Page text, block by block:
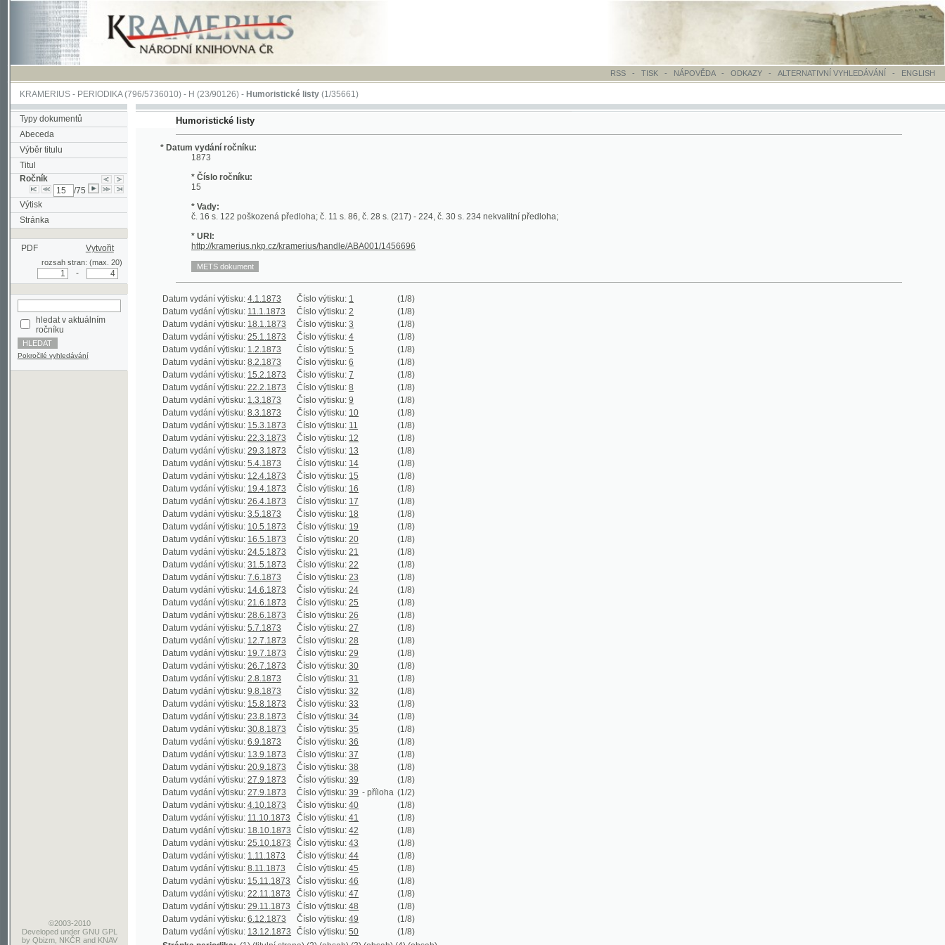
RSS - TISK-NÁPOVĚDA - ODKAZY - ALTERNATIVNÍ VYHLEDÁVÁNÍ- ENGLISH
KRAMERIUS-PERIODIKA(796/5736010) -H(23/90126) -Humoristické listy(1/35661)
Typy dokumentů
Abeceda
Výběr titulu
Titul
Ročník
/75
Výtisk
Stránka
PDF
rozsah stran: (max. 20)
ročníku
Pokročilé vyhledávání
Humoristické listy
* Datum vydání ročníku:
1873
* Číslo ročníku:
* Vady:
* URI:
http://kramerius.nkp.cz/kramerius/handle/ABA001/1456696
Datum vydání výtisku:4.1.1873
Datum vydání výtisku:11.1.1873 Číslo výtisku:2
(1/8)
Datum vydání výtisku:18.1.1873 Číslo výtisku:
Datum vydání výtisku:25.1.1873 Číslo výtisku:
Datum vydání výtisku: 1.2.1873 Číslo výtisku:
Datum vydání výtisku: 8.2.1873 Číslo výtisku: 6
Datum vydání výtisku:15.2.1873 Číslo výtisku: 7
Datum vydání výtisku:22.2.1873 Číslo výtisku: 8
Datum vydání výtisku:1.3.1873 Číslo výtisku: 9
Datum vydání výtisku:8.3.1873 Číslo výtisku: 10
Datum vydání výtisku:15.3.1873 Číslo výtisku: 11
Datum vydání výtisku:22.3.1873 Číslo výtisku: 12
Datum vydání výtisku:29.3.1873 Číslo výtisku: 13
Datum vydání výtisku:5.4.1873 Číslo výtisku: 14
Datum vydání výtisku:12.4.1873 Číslo výtisku: 15
Datum vydání výtisku: 19.4.1873 Číslo výtisku: 16
Datum vydání výtisku: 26.4.1873 Číslo výtisku: 17
Datum vydání výtisku:3.5.1873 Číslo výtisku: 18
Datum vydání výtisku:10.5.1873 Číslo výtisku: 19
Datum vydání výtisku:16.5.1873 Číslo výtisku: 20
Datum vydání výtisku:24.5.1873 Číslo výtisku: 21
Datum vydání výtisku:31.5.1873 Číslo výtisku: 22
Datum vydání výtisku:7.6.1873 Číslo výtisku: 23
Datum vydání výtisku:14.6.1873 Číslo výtisku: 24
Datum vydání výtisku:21.6.1873 Číslo výtisku: 25
Datum vydání výtisku:28.6.1873 Číslo výtisku: 26
Datum vydání výtisku: 5.7.1873 Číslo výtisku: 27
Datum vydání výtisku: 12.7.1873 Číslo výtisku: 28
Datum vydání výtisku:19.7.1873 Číslo výtisku: 29
Datum vydání výtisku:26.7.1873 Číslo výtisku: 30
Datum vydání výtisku:2.8.1873 Číslo výtisku: 31
Datum vydání výtisku:9.8.1873 Číslo výtisku: 32
Datum vydání výtisku:15.8.1873 Číslo výtisku: 33
Datum vydání výtisku:23.8.1873 Číslo výtisku: 34
Datum vydání výtisku:30.8.1873 Číslo výtisku: 35
Datum vydání výtisku:6.9.1873 Číslo výtisku: 36
Datum vydání výtisku:13.9.1873 Číslo výtisku: 37
Datum vydání výtisku: 20.9.1873 Číslo výtisku: 38
Datum vydání výtisku: 27.9.1873 Číslo výtisku: 39
Datum vydání výtisku:27.9.1873 Číslo výtisku: 39 - příloha
Datum vydání výtisku:4.10.1873 Číslo výtisku: 40
Datum vydání výtisku:11.10.1873 Číslo výtisku: 41
Datum vydání výtisku:18.10.1873 Číslo výtisku: 42
Datum vydání výtisku:25.10.1873 Číslo výtisku: 43
Datum vydání výtisku:1.11.1873 Číslo výtisku: 44
Datum vydání výtisku:8.11.1873 Číslo výtisku: 45 (1/8)
Datum vydání výtisku:15.11.1873 Číslo výtisku: 46
Datum vydání výtisku:22.11.1873 Číslo výtisku: 47
Datum vydání výtisku: 29.11.1873 Číslo výtisku: 48
Datum vydání výtisku: 6.12.1873 Číslo výtisku: 49
Datum vydání výtisku:13.12.1873 Číslo výtisku: 50
Stránka periodika: (1) (titulní strana) (2) (obsah) (3) (obsah) (4) (obsah)